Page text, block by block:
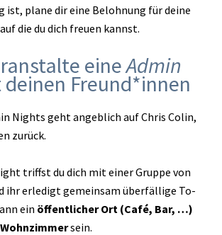
ist, plane dir eine Belohnung für deine
die du dich freuen kannst.
eineAdmin
Freund*innen
Nights geht angeblich auf Chris Colin,
zurück.
triffst du dich mit einer Gruppe von
ihr erledigt gemeinsam überfällige To-
ein öffentlicher Ort (Café, Bar, …)
sein.